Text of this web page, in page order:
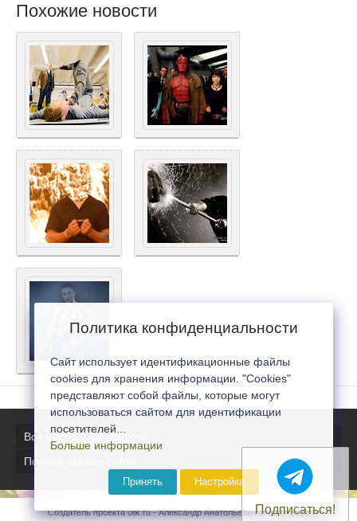
Похожие новости
Все последние новости
Полная версия сайта
Создатель проекта 0lik.ru - Александр Анатольевич © 2007-2026
Подписаться!
Политика конфиденциальности
Сайт использует идентификационные файлы
cookies для хранения информации. "Cookies"
представляют собой файлы, которые могут
использоваться сайтом для идентификации
посетителей...
Больше информации
Принять Настройка